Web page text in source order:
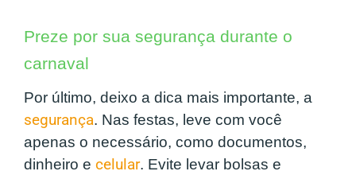
Preze por sua segurança durante o
carnaval
Por último, deixo a dica mais importante, a
segurança. Nas festas, leve com você
apenas o necessário, como documentos,
dinheiro e celular. Evite levar bolsas e